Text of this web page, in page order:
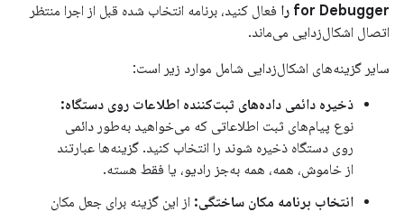
for Debugger را
فعال کنید، برنامه انتخاب شده قبل از اجرا منتظر
اتصال اشکال‌زدایی می‌ماند.
سایر گزینه‌های اشکال‌زدایی شامل موارد زیر است:
ذخیره دائمی داده‌های ثبت‌کننده اطلاعات روی دستگاه:
نوع پیام‌های ثبت اطلاعاتی که می‌خواهید به‌طور دائمی
روی دستگاه ذخیره شوند را انتخاب کنید. گزینه‌ها عبارتند
از خاموش، همه، همه به‌جز رادیو، یا فقط هسته.
انتخاب برنامه مکان ساختگی: از این گزینه برای جعل مکان